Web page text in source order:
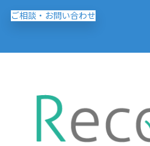
ご相談・お問い合わせ